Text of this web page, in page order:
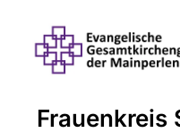
Frauenkreis